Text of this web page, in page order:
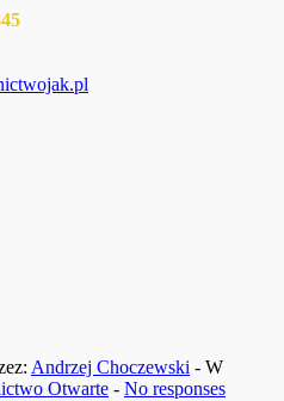
Andrzej Choczewski - W
Otwarte - No responses